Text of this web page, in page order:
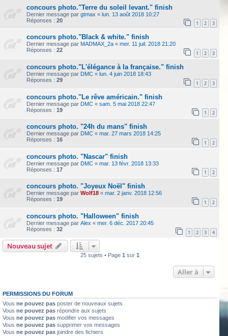
concours photo."Terre du soleil levant." finish
Dernier message par gtmax « lun. 13 août 2018 10:27
Réponses : 20 1 2 3
concours photo."Black & white." finish
Dernier message par MADMAX_2a « mer. 11 juil. 2018 21:20
Réponses : 22 1 2 3
concours photo."L'élégance à la française." finish
Dernier message par DMC « lun. 4 juin 2018 18:43
Réponses : 29 1 2 3
concours photo."Le rêve américain." finish
Dernier message par DMC « sam. 5 mai 2018 22:47
Réponses : 19 1 2
concours photo. "24h du mans" finish
Dernier message par DMC « mar. 27 mars 2018 14:25
Réponses : 16 1 2
concours photo. "Nascar" finish
Dernier message par DMC « mar. 13 févr. 2018 13:33
Réponses : 17 1 2
concours photo. "Joyeux Noël" finish
Dernier message par Wolf18 « mar. 2 janv. 2018 12:56
Réponses : 19 1 2
concours photo. "Halloween" finish
Dernier message par Alex « mer. 6 déc. 2017 20:45
Réponses : 32 1 2 3 4
Nouveau sujet
25 sujets • Page 1 sur 1
Aller à
PERMISSIONS DU FORUM
Vous ne pouvez pas poster de nouveaux sujets
Vous ne pouvez pas répondre aux sujets
Vous ne pouvez pas modifier vos messages
Vous ne pouvez pas supprimer vos messages
Vous ne pouvez pas joindre des fichiers